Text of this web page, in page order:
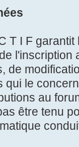
T I F
l'inscription
de
le
au
être tenu